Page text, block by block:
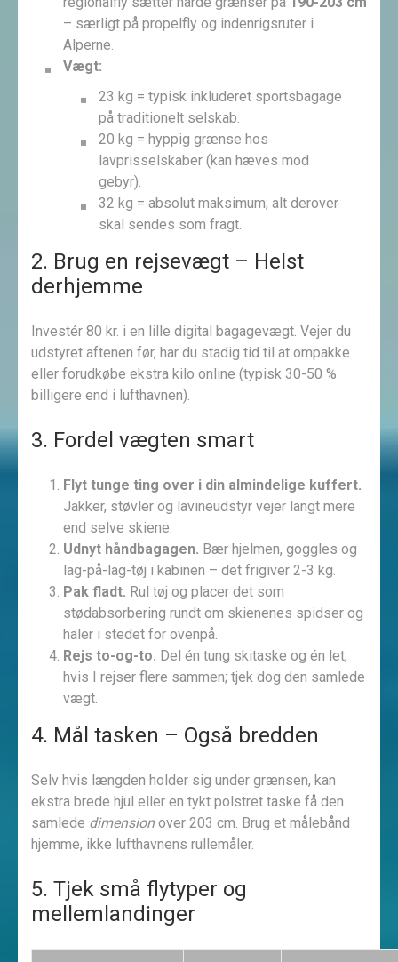
– særligt på propelfly og indenrigsruter i
Alperne.
Vægt:
23 kg = typisk inkluderet sportsbagage
på traditionelt selskab.
20 kg = hyppig grænse hos
lavprisselskaber (kan hæves mod
gebyr).
32 kg = absolut maksimum; alt derover
skal sendes som fragt.
2. Brug en rejsevægt – Helst
derhjemme
Investér 80 kr. i en lille digital bagagevægt. Vejer du
udstyret aftenen før, har du stadig tid til at ompakke
eller forudkøbe ekstra kilo online (typisk 30-50 %
billigere end i lufthavnen).
3. Fordel vægten smart
Flyt tunge ting over i din almindelige kuffert.
Jakker, støvler og lavineudstyr vejer langt mere
end selve skiene.
Udnyt håndbagagen. Bær hjelmen, goggles og
lag-på-lag-tøj i kabinen – det frigiver 2-3 kg.
Pak fladt. Rul tøj og placer det som
stødabsorbering rundt om skienenes spidser og
haler i stedet for ovenpå.
Rejs to-og-to. Del én tung skitaske og én let,
hvis I rejser flere sammen; tjek dog den samlede
vægt.
4. Mål tasken – Også bredden
Selv hvis længden holder sig under grænsen, kan
ekstra brede hjul eller en tykt polstret taske få den
samlede dimensionover 203 cm. Brug et målebånd
hjemme, ikke lufthavnens rullemåler.
5. Tjek små flytyper og
mellemlandinger